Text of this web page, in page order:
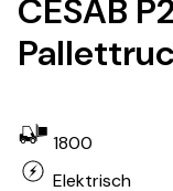
CESAB
1800
Elektrisch